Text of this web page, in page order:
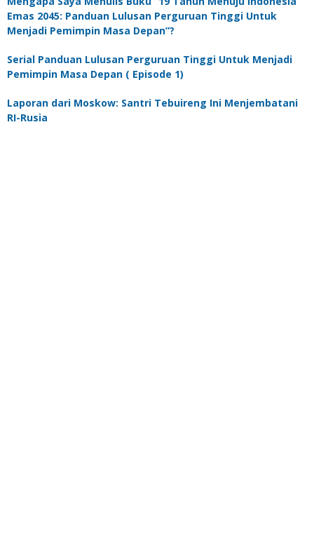
Emas 2045: Panduan Lulusan Perguruan Tinggi Untuk
Menjadi Pemimpin Masa Depan”?
Serial Panduan Lulusan Perguruan Tinggi Untuk Menjadi
Pemimpin Masa Depan ( Episode 1)
Laporan dari Moskow: Santri Tebuireng Ini Menjembatani
RI-Rusia